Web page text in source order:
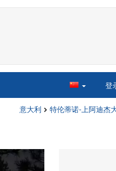
登
意大利 特伦蒂诺-上阿迪杰